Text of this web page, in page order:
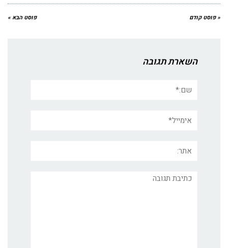
« פוסט קודם פוסט הבא »
השארת תגובה
תגובה